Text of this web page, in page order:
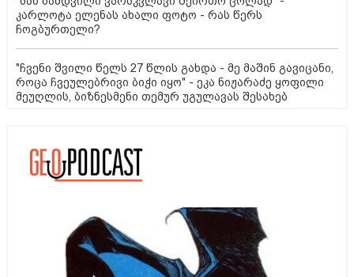
კარლოტა ელენას ახალი ფოტო - რას წერს
ჩოგბურთელი?
"ჩვენი შვილი წელს 27 წლის გახდა - მე მაშინ გავიცანი,
როცა ჩვეულებრივი ბიჭი იყო" - ეკა ნიჟარაძე ყოფილი
მეუღლის, ბიზნესმენი თემურ უგულავას შესახებ